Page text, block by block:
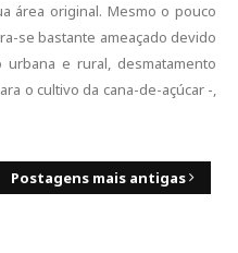
área original. Mesmo o pouco
se bastante ameaçado devido
e rural, desmatamento
o cultivo da cana-de-açúcar -,
Postagens mais antigas